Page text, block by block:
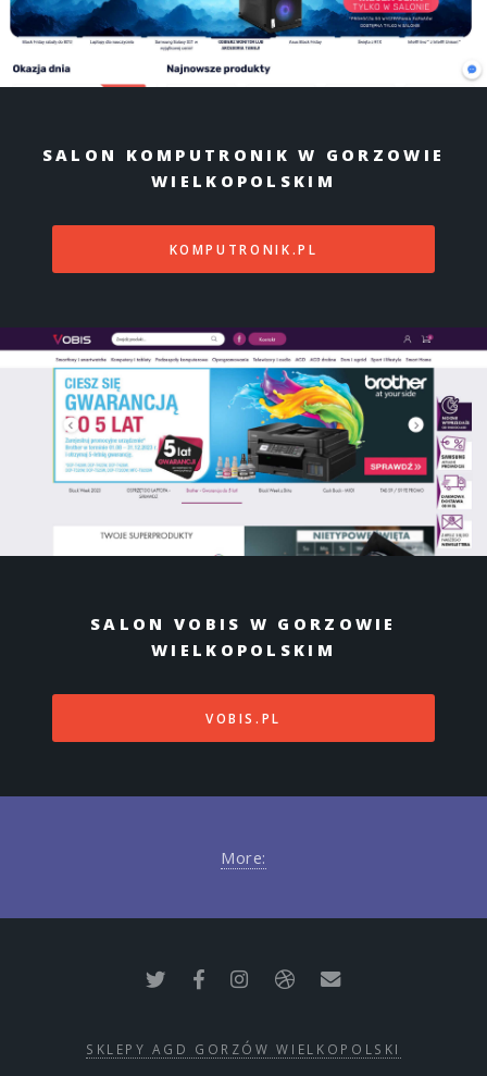
SALON KOMPUTRONIK W GORZOWIE
WIELKOPOLSKIM
KOMPUTRONIK.PL
SALON VOBIS W GORZOWIE
WIELKOPOLSKIM
VOBIS.PL
More:
SKLEPY AGD GORZÓW WIELKOPOLSKI